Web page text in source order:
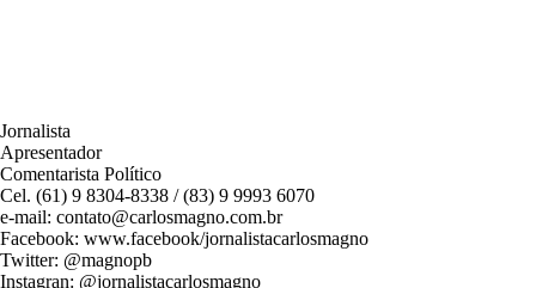
Jornalista
Apresentador
Comentarista Político
Cel. (61) 9 8304-8338 / (83) 9 9993 6070
e-mail: contato@carlosmagno.com.br
Facebook: www.facebook/jornalistacarlosmagno
Twitter: @magnopb
Instagran: @jornalistacarlosmagno